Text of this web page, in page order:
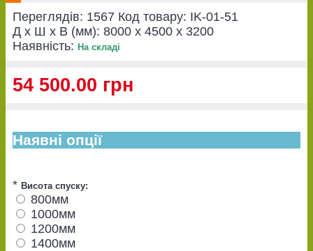
Переглядів: 1567 Код товару: IK-01-51
Д x Ш x В (мм): 8000 x 4500 x 3200
Наявність: На складі
54 500.00 грн
Наявні опції
* Висота спуску:
800мм
1000мм
1200мм
1400мм